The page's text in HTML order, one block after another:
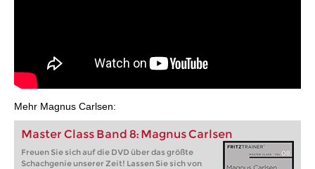
Mehr Magnus Carlsen:
Master Class Band 8: Magnus Carlsen
Freuen Sie sich auf die DVD über das größte
Schachgenie unserer Zeit! Lassen Sie sich von